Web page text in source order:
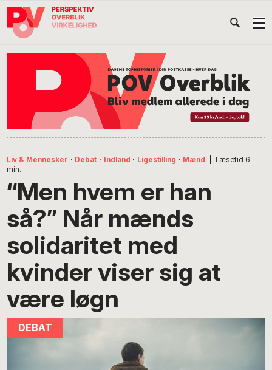
Gå
direkte
Skip
indhold
Gå
direkte
Liv & Mennesker · Debat · Indland · Ligestilling · Mænd Læsetid 6
min.
“Men hvem er han
så?” Når mænds
solidaritet med
kvinder viser sig at
være løgn